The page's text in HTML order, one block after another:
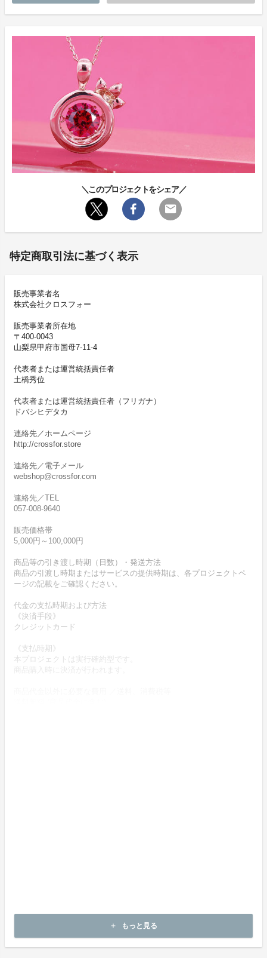
＼このプロジェクトをシェア／
特定商取引法に基づく表示
販売事業者名
株式会社クロスフォー
販売事業者所在地
〒400-0043
山梨県甲府市国母7-11-4
代表者または運営統括責任者
土橋秀位
代表者または運営統括責任者（フリガナ）
ドバシヒデタカ
連絡先／ホームページ
http://crossfor.store
連絡先／電子メール
webshop@crossfor.com
連絡先／TEL
057-008-9640
販売価格帯
5,000円～100,000円
商品等の引き渡し時期（日数）・発送方法
商品の引渡し時期またはサービスの提供時期は、各プロジェクトペ
ージの記載をご確認ください。
代金の支払時期および方法
《決済手段》
クレジットカード
《支払時期》
本プロジェクトは実行確約型です。
商品購入時に決済が行われます。
商品到着後14日以内に出品者までご連絡いただいた後、
出品者から対応方法をお客様宛にご連絡致します。
add もっと見る